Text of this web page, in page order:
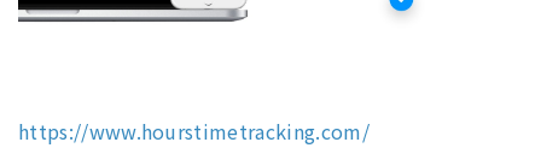
https://www.hourstimetracking.com/